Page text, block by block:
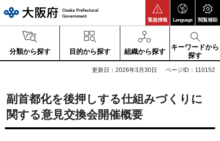
緊急情報 Language 閲覧補助
分類から探す 目的から探す 組織から探す
キーワードから
探す
更新日：2026年3月30日 ページID：110152
副首都化を後押しする仕組みづくりに
関する意見交換会開催概要